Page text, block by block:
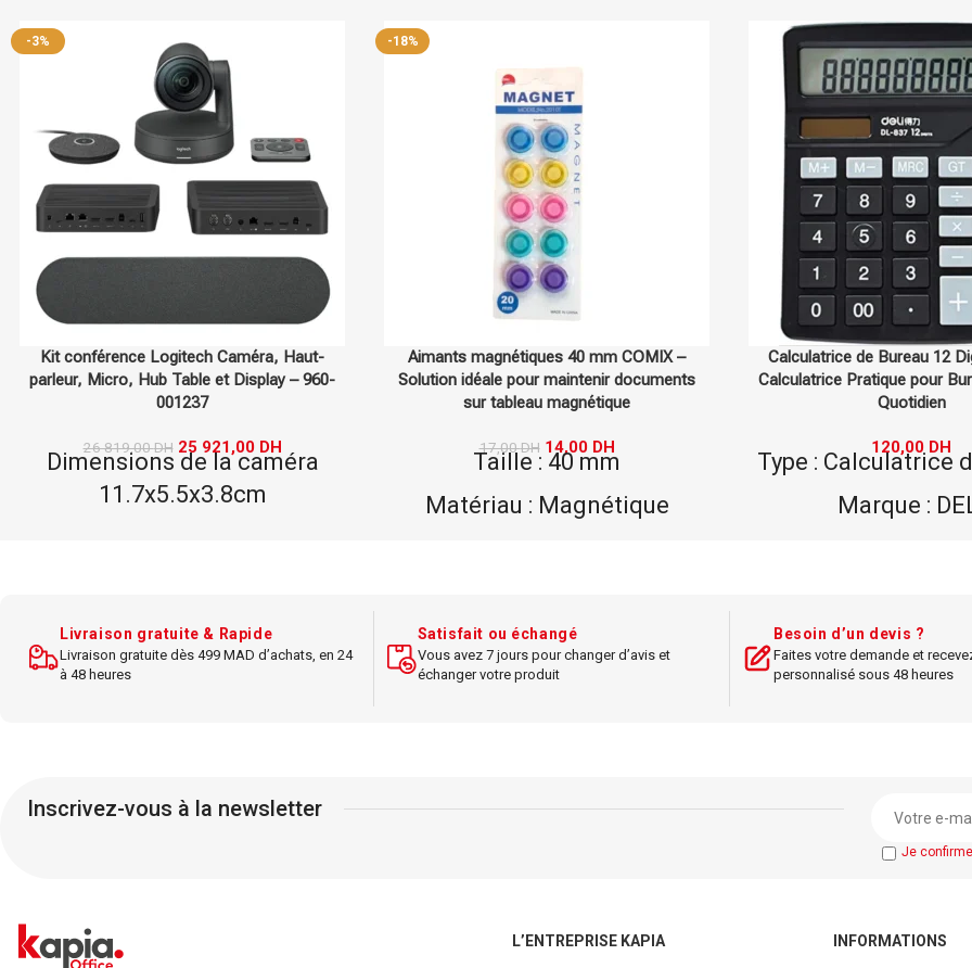
-3%
Kit conférence Logitech Caméra, Haut-
parleur, Micro, Hub Table et Display – 960-
001237
26 819,00DH 25 921,00 DH
Dimensions de la caméra
11.7x5.5x3.8cm
caméra Jusqu'à 15 mètres
avec zoom motorisé 15x
Connectivité USB-C avec
-18%
Aimants magnétiques 40 mm COMIX –
Solution idéale pour maintenir documents
sur tableau magnétique
17,00DH 14,00 DH
Taille : 40 mm
Matériau : Magnétique
Calculatrice de Bureau 12
Calculatrice Pratique pour
Quotidien
120,00 DH
Type : Calculatrice
Marque :
au bureau
Livraison gratuite & Rapide
Livraison gratuite dès 499 MAD d’achats, en 24
à 48 heures
Satisfait ou échangé
Vous avez 7 jours pour changer d’avis et
échanger votre produit
Besoin d’un devis ?
Faites votre demande et
personnalisé sous 48 heures
Inscrivez-vous à la newsletter
Je
L’ENTREPRISE KAPIA INFORMATIONS